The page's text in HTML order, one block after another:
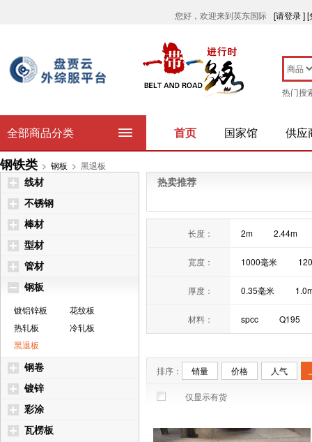
您好，欢迎来到英东国际 [请登录 ][
热门搜
首页 国家馆 供应
全部商品分类
钢铁类 > 钢板 > 黑退板
热卖推荐
长度： 2m 2.44m
宽度： 1000毫米
厚度： 0.35毫米
材料： spcc Q195
排序： 销量 价格 人气
仅显示有货
线材
不锈钢
棒材
型材
管材
钢板
镀铝锌板
花纹板
热轧板
冷轧板
黑退板
钢卷
镀锌
彩涂
瓦楞板